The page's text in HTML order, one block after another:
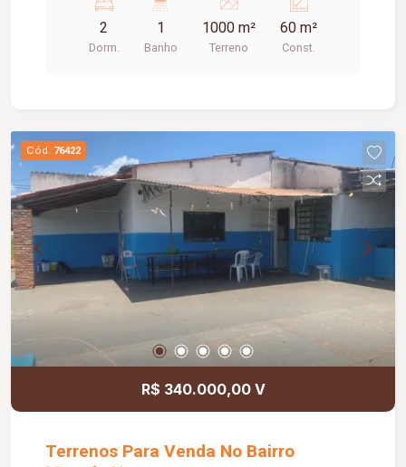
visita com um de nossos corretores
2
Dorm.
1
Banho
1000 m²
Terreno
60 m²
Const.
Cód. 76422
R$ 340.000,00 V
Terrenos Para Venda No Bairro